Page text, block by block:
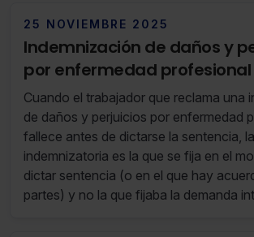
25 NOVIEMBRE 2025
Indemnización de daños y
por enfermedad profesional
fallecimiento del causante
juicio
Cuando el trabajador que reclama una
de daños y perjuicios por enfermedad
fallece antes de dictarse la sentencia,
indemnizatoria es la que se fija en el
dictar sentencia (o en el que hay
partes) y no la que fijaba la demanda